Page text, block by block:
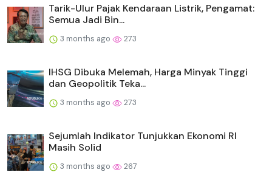
Tarik-Ulur Pajak Kendaraan Listrik, Pengamat:
Semua Jadi Bin...
3 months ago 273
IHSG Dibuka Melemah, Harga Minyak Tinggi
dan Geopolitik Teka...
3 months ago 273
Sejumlah Indikator Tunjukkan Ekonomi RI
Masih Solid
3 months ago 267